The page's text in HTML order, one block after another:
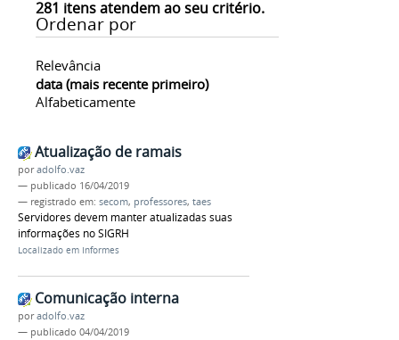
281 itens atendem ao seu critério.
Ordenar por
Relevância
data (mais recente primeiro)
Alfabeticamente
Atualização de ramais
poradolfo.vaz
— publicado 16/04/2019
— registrado em: secom, professores, taes
Servidores devem manter atualizadas suas
informações no SIGRH
Localizado em Informes
Comunicação interna
poradolfo.vaz
— publicado 04/04/2019